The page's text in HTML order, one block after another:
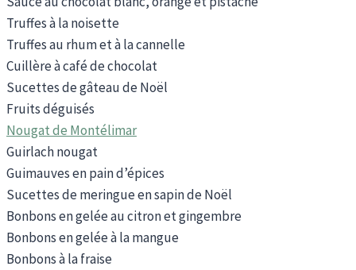
Truffes à la noisette
Truffes au rhum et à la cannelle
Cuillère à café de chocolat
Sucettes de gâteau de Noël
Fruits déguisés
Nougat de Montélimar
Guirlach nougat
Guimauves en pain d’épices
Sucettes de meringue en sapin de Noël
Bonbons en gelée au citron et gingembre
Bonbons en gelée à la mangue
Bonbons à la fraise